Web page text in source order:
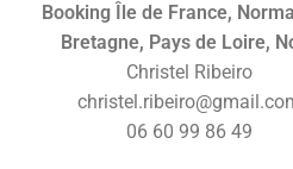
Booking Île de France,
Bretagne, Pays de Loire,
Christel Ribeiro
06 60 99 86 49